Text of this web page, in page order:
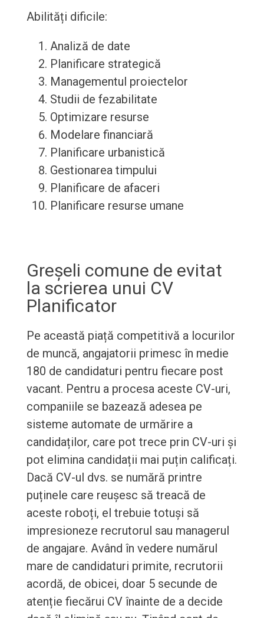
Abilități dificile:
Analiză de date
Planificare strategică
Managementul proiectelor
Studii de fezabilitate
Optimizare resurse
Modelare financiară
Planificare urbanistică
Gestionarea timpului
Planificare de afaceri
Planificare resurse umane
Greșeli comune de evitat
la scrierea unui CV
Planificator
Pe această piață competitivă a locurilor
de muncă, angajatorii primesc în medie
180 de candidaturi pentru fiecare post
vacant. Pentru a procesa aceste CV-uri,
companiile se bazează adesea pe
sisteme automate de urmărire a
candidaților, care pot trece prin CV-uri și
pot elimina candidații mai puțin calificați.
Dacă CV-ul dvs. se numără printre
puținele care reușesc să treacă de
aceste roboți, el trebuie totuși să
impresioneze recrutorul sau managerul
de angajare. Având în vedere numărul
mare de candidaturi primite, recrutorii
acordă, de obicei, doar 5 secunde de
atenție fiecărui CV înainte de a decide